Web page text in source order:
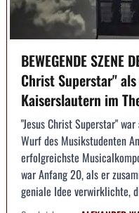
BEWEGENDE SZENE
Christ Superstar"
Kaiserslautern im
"Jesus Christ Superstar"
Wurf des Musikstudenten
erfolgreichste
war Anfang 20, als er
geniale Idee verwirklichte,